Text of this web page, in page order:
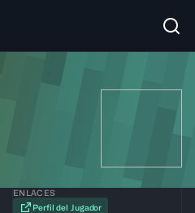
ENLACES
Perfil del Jugador